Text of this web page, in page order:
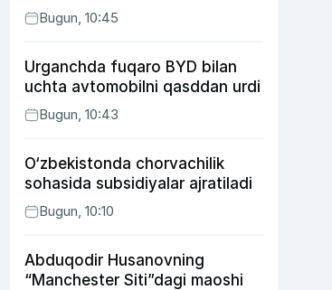
tadqiqot
Bugun, 10:45
Urganchda fuqaro BYD bilan
uchta avtomobilni qasddan urdi
Bugun, 10:43
O‘zbekistonda chorvachilik
sohasida subsidiyalar ajratiladi
Bugun, 10:10
Abduqodir Husanovning
“Manchester Siti”dagi maoshi